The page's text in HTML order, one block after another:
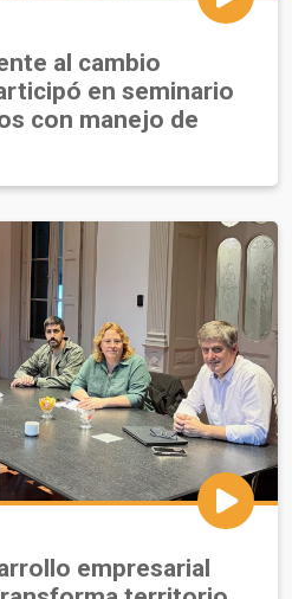
al cambio
en seminario
con manejo de
empresarial